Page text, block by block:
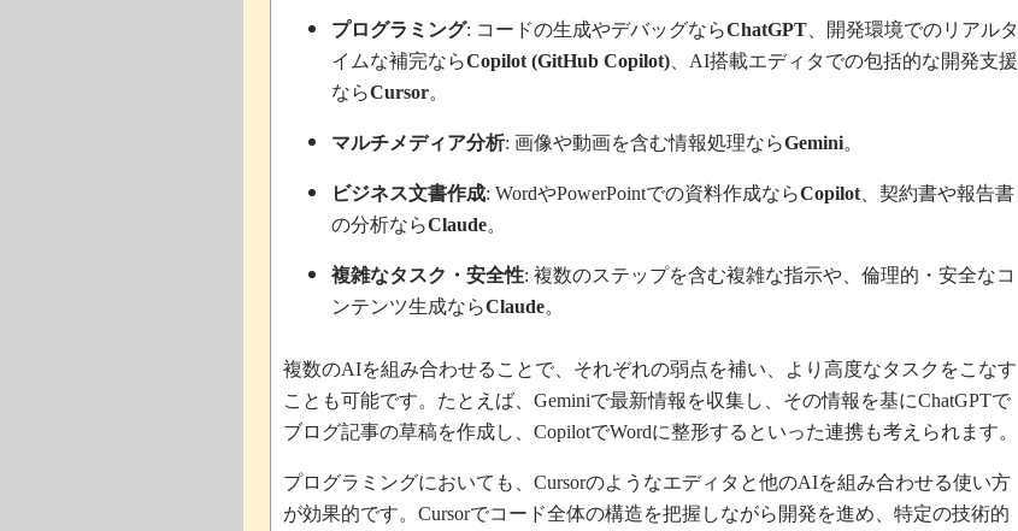
プログラミング: コードの生成やデバッグならChatGPT、開発環境でのリアルタ
イムな補完ならCopilot (GitHub Copilot)、 AI搭載エディタでの包括的な開発支援
ならCursor。
マルチメディア分析: 画像や動画を含む情報処理ならGemini。
ビジネス文書作成: WordやPowerPointでの資料作成ならCopilot、契約書や報告書
の分析ならClaude。
複雑なタスク・安全性: 複数のステップを含む複雑な指示や、倫理的・安全なコ
ンテンツ生成ならClaude。
複数のAIを組み合わせることで、それぞれの弱点を補い、より高度なタスクをこなす
ことも可能です。たとえば、
Geminiで最新情報を収集し、その情報を基にChatGPTで
ブログ記事の草稿を作成し、
CopilotでWordに整形するといった連携も考えられます。
プログラミングにおいても、
Cursorのようなエディタと他のAIを組み合わせる使い方
が効果的です。
Cursorでコード全体の構造を把握しながら開発を進め、特定の技術的